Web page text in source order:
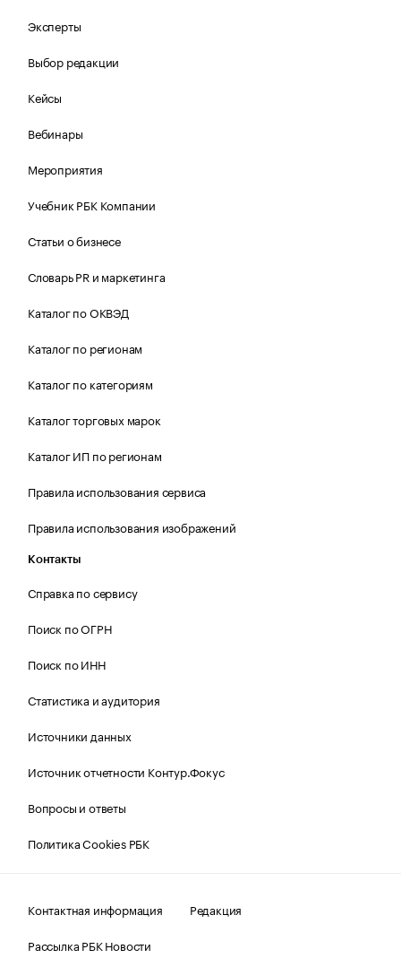
Эксперты
Выбор редакции
Кейсы
Вебинары
Мероприятия
Учебник РБК Компании
Статьи о бизнесе
Словарь PR и маркетинга
Каталог по ОКВЭД
Каталог по регионам
Каталог по категориям
Каталог торговых марок
Каталог ИП по регионам
Правила использования сервиса
Правила использования изображений
Контакты
Справка по сервису
Поиск по ОГРН
Поиск по ИНН
Статистика и аудитория
Источники данных
Источник отчетности Контур.Фокус
Вопросы и ответы
Политика Cookies РБК
Контактная информация
Редакция
Рассылка РБК Новости